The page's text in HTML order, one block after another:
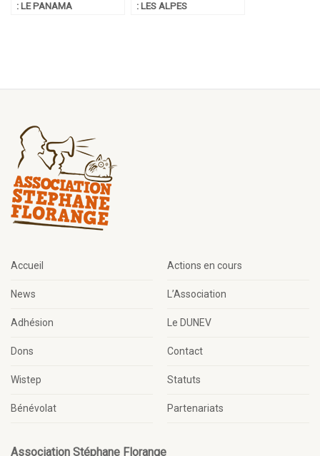
: LE PANAMA
: LES ALPES
Accueil Actions en cours
News L’Association
Adhésion Le DUNEV
Dons Contact
Wistep Statuts
Bénévolat Partenariats
Association Stéphane Florange